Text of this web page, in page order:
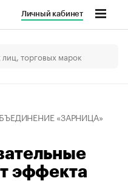
Личный кабинет
«ЗАРНИЦА»
эффекта